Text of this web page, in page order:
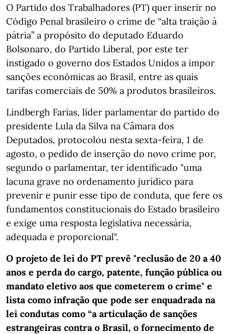
O Partido dos Trabalhadores (PT) quer inserir no
Código Penal brasileiro o crime de “alta traição à
pátria” a propósito do deputado Eduardo
Bolsonaro, do Partido Liberal, por este ter
instigado o governo dos Estados Unidos a impor
sanções económicas ao Brasil, entre as quais
tarifas comerciais de 50% a produtos brasileiros.
Lindbergh Farias, líder parlamentar do partido do
presidente Lula da Silva na Câmara dos
Deputados, protocolou nesta sexta-feira, 1 de
agosto, o pedido de inserção do novo crime por,
segundo o parlamentar, ter identificado "uma
lacuna grave no ordenamento jurídico para
prevenir e punir esse tipo de conduta, que fere os
fundamentos constitucionais do Estado brasileiro
e exige uma resposta legislativa necessária,
adequada e proporcional".
O projeto de lei do PT prevê "reclusão de 20 a 40
anos e perda do cargo, patente, função pública ou
mandato eletivo aos que cometerem o crime" e
lista como infração que pode ser enquadrada na
lei condutas como “a articulação de sanções
estrangeiras contra o Brasil, o fornecimento de